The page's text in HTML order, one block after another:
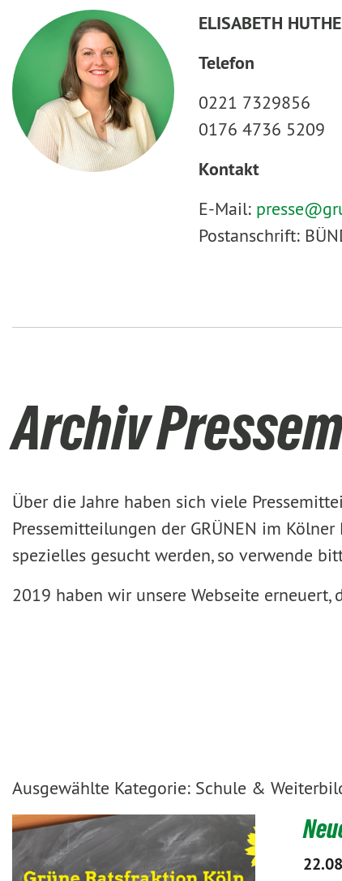
ELISABETH
Telefon
0221 7329856
0176 4736 5209
Kontakt
E-Mail: presse@
Postanschrift:
Archiv
Über die Jahre haben sich viele
Pressemitteilungen der GRÜNEN im
spezielles gesucht werden, so verwende
2019 haben wir unsere Webseite
Ausgewählte Kategorie: Schule &